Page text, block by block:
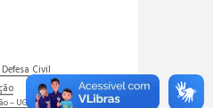
Civil
– UG Assistência Social